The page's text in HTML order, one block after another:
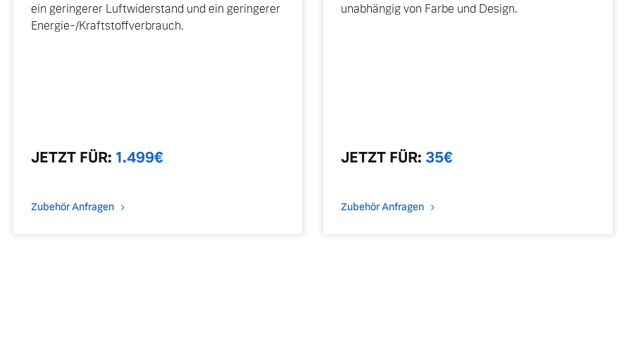
ein geringerer Luftwiderstand und ein geringerer
Energie-/Kraftstoffverbrauch.
JETZT FÜR: 1.499€
Zubehör Anfragen
unabhängig von Farbe und Design.
JETZT FÜR: 35€
Zubehör Anfragen